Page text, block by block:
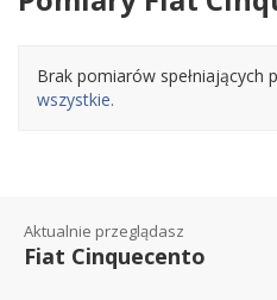
Brak pomiarów spełniających
wszystkie.
Aktualnie przeglądasz
Fiat Cinquecento